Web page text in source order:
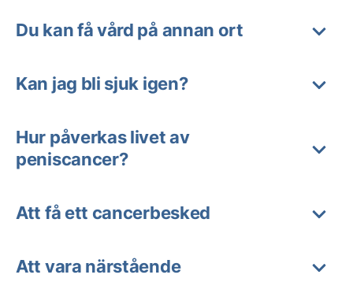
Du kan få vård på annan ort
Kan jag bli sjuk igen?
Hur påverkas livet av
peniscancer?
Att få ett cancerbesked
Att vara närstående